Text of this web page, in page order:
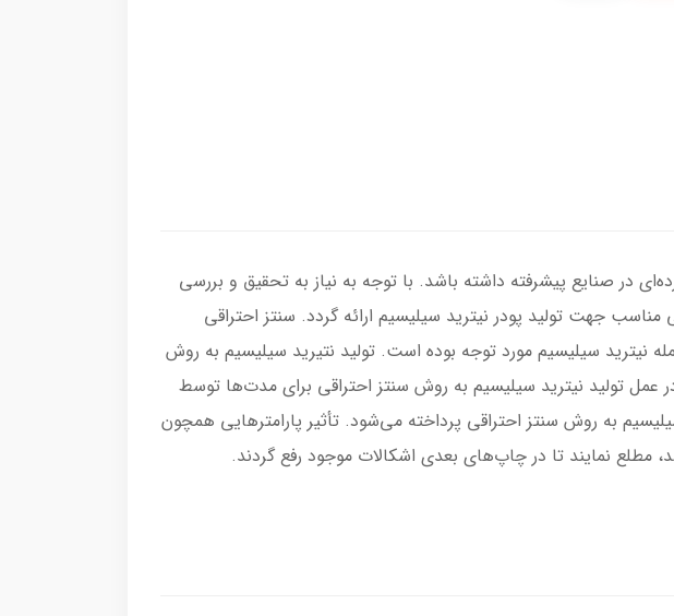
در صنایع پیشرفته داشته باشد. با توجه به نیاز به تحقیق و بررسی
جهت تولید پودر نیترید سیلیسیم ارائه گردد. سنتز احتراقی
نیترید سیلیسیم مورد توجه بوده است. تولید نتیرید سیلیسیم به روش
تولید نیترید سیلیسیم به روش سنتز احتراقی برای مدت‌ها توسط
به روش سنتز احتراقی پرداخته می‌شود. تأثیر پارامترهایی همچون
مطلع نمایند تا در چاپ‌های بعدی اشکالات موجود رفع گردند.